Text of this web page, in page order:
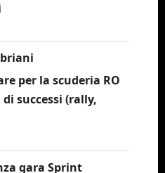
per la scuderia RO
successi (rally,